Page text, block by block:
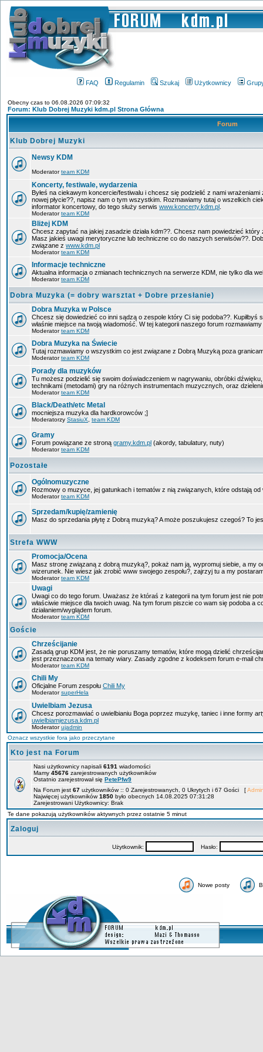
FAQ Regulamin Szukaj Użytkownicy
Obecny czas to 06.08.2026 07:09:32
Forum: Klub Dobrej Muzyki kdm.pl Strona Główna
Forum
Klub Dobrej Muzyki
Newsy KDM
Moderatorteam KDM
Koncerty, festiwale, wydarzenia
Byłeś na ciekawym koncercie/festiwalu i chcesz się podzielić z nami
nowej płycie??, napisz nam o tym wszystkim. Rozmawiamy tutaj o wszelkich
informator koncertowy, do tego służy serwis www.koncerty.kdm.pl
Moderatorteam KDM
Bliżej KDM
Chcesz zapytać na jakiej zasadzie działa kdm??. Chcesz nam powiedzieć
Masz jakieś uwagi merytoryczne lub techniczne co do naszych serwisów??.
związane z www.kdm.pl
Moderatorteam KDM
Informacje techniczne
Aktualna informacja o zmianach technicznych na serwerze KDM, nie tylko dla
Moderatorteam KDM
Dobra Muzyka (= dobry warsztat + Dobre przesłanie)
Dobra Muzyka w Polsce
Chcesz się dowiedzieć co inni sądzą o zespole który Ci się podoba??. Kupiłbyś
właśnie miejsce na twoją wiadomość. W tej kategorii naszego forum
Moderatorteam KDM
Dobra Muzyka na Świecie
Tutaj rozmawiamy o wszystkim co jest związane z Dobrą Muzyką poza
Moderatorteam KDM
Porady dla muzyków
Tu możesz podzielić się swoim doświadczeniem w nagrywaniu, obróbki
technikami (metodami) gry na różnych instrumentach muzycznych, oraz
Moderatorteam KDM
Black/Death/etc Metal
mocniejsza muzyka dla hardkorowców ;]
Moderatorzy StasiuX team KDM
Gramy
Forum powiązane ze stroną gramy.kdm.pl (akordy, tabulatury, nuty)
Moderatorteam KDM
Pozostałe
Ogólnomuzyczne
Rozmowy o muzyce, jej gatunkach i tematów z nią związanych, które odstają od
Moderatorteam KDM
Sprzedam/kupię/zamienię
Masz do sprzedania płytę z Dobrą muzyką? A może poszukujesz czegoś? To
Strefa WWW
Promocja/Ocena
Masz stronę związaną z dobrą muzyką?, pokaż nam ją, wypromuj siebie, a my
wizerunek. Nie wiesz jak zrobić www swojego zespołu?, zajrzyj tu a my
Moderatorteam KDM
Uwagi
Uwagi co do tego forum. Uważasz że któraś z kategorii na tym forum jest nie
właściwie miejsce dla twoich uwag. Na tym forum piszcie co wam się podoba a
działaniem/wyglądem forum.
Moderatorteam KDM
Goście
Chrześcijanie
Zasadą grup KDM jest, że nie poruszamy tematów, które mogą dzielić
jest przeznaczona na tematy wiary. Zasady zgodne z kodeksem forum e-mail
Moderatorteam KDM
Chili My
Oficjalne Forum zespołu Chili My
ModeratorsuperHela
Uwielbiam Jezusa
Chcesz porozmawiać o uwielbianiu Boga poprzez muzykę, taniec i inne formy
uwielbiamjezusa.kdm.pl
Moderatorujadmin
Oznacz wszystkie fora jako przeczytane
Kto jest na Forum
Nasi użytkownicy napisali 6191 wiadomości
Mamy 45676 zarejestrowanych użytkowników
Ostatnio zarejestrował się PetePfw9
Na Forum jest 67 użytkowników :: 0 Zarejestrowanych, 0 Ukrytych i 67 Gości [
Najwięcej użytkowników1850 było obecnych 14.08.2025 07:31:28
Zarejestrowani Użytkownicy: Brak
Te dane pokazują użytkowników aktywnych przez ostatnie 5 minut
Zaloguj
Użytkownik: Hasło:
Nowe posty